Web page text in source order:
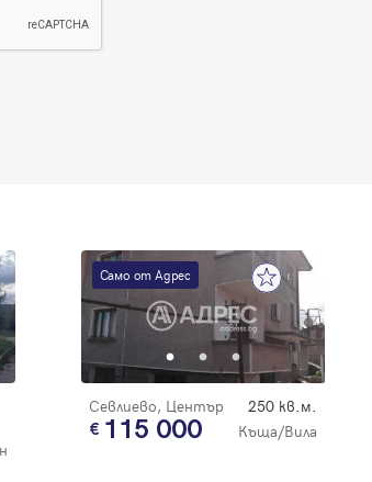
Само от Адрес
Севлиево, Център 250 кв.м.
115 000 Къща/Вила